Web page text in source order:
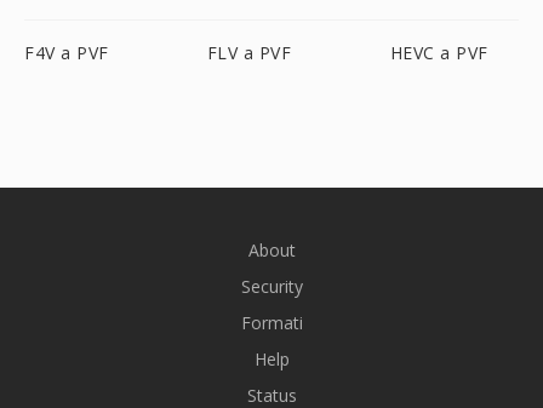
F4V a PVF FLV a PVF HEVC a PVF
About
Security
Formati
Help
Status